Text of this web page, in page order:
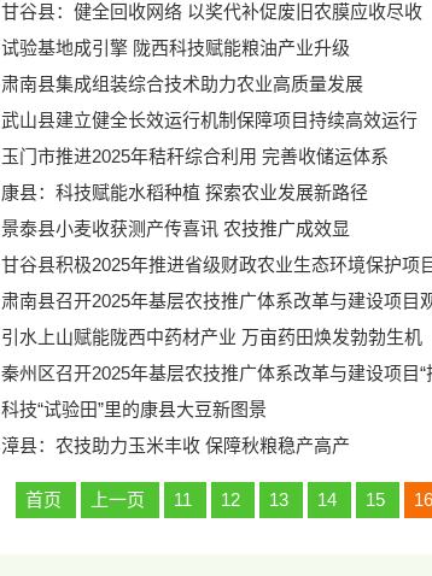
甘谷县：健全回收网络 以奖代补促废旧农膜应收尽收
试验基地成引擎 陇西科技赋能粮油产业升级
肃南县集成组装综合技术助力农业高质量发展
武山县建立健全长效运行机制保障项目持续高效运行
玉门市推进2025年秸秆综合利用 完善收储运体系
康县：科技赋能水稻种植 探索农业发展新路径
景泰县小麦收获测产传喜讯 农技推广成效显
甘谷县积极2025年推进省级财政农业生态环境保护项
肃南县召开2025年基层农技推广体系改革与建设项目
引水上山赋能陇西中药材产业 万亩药田焕发勃勃生机
秦州区召开2025年基层农技推广体系改革与建设项目“
科技“试验田”里的康县大豆新图景
漳县：农技助力玉米丰收 保障秋粮稳产高产
首页 上一页 11 12 13 14 15 16